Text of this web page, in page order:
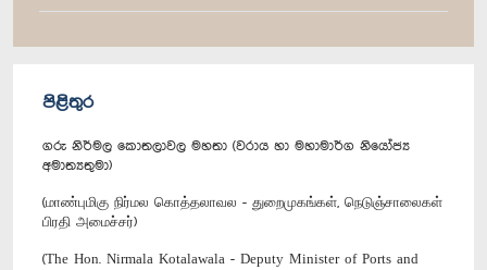
පිළිතුර
ගරු නිර්මල කොතලාවල මහතා (වරාය හා මහාමාර්ග නියෝජ්‍ය
අමාත්‍යතුමා)
(மாண்புமிகு நிர்மல கொத்தலாவல - துறைமுகங்கள், நெடுஞ்சாலைகள்
பிரதி அமைச்சர்)
(The Hon. Nirmala Kotalawala - Deputy Minister of Ports and